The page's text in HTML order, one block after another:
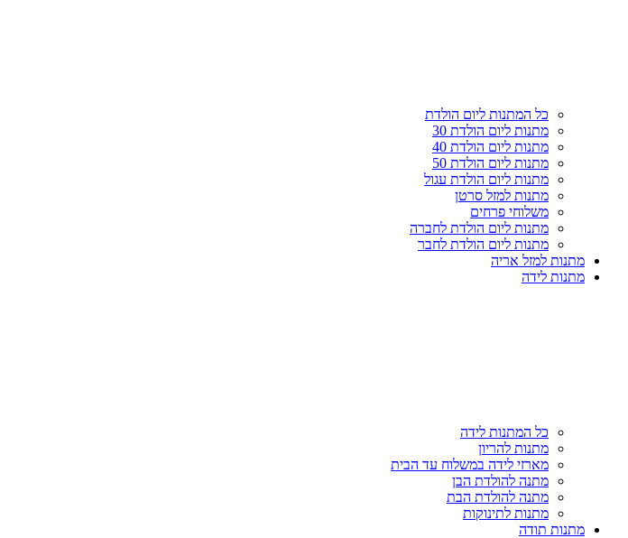
כל המתנות ליום הולדת
מתנות ליום הולדת 30
מתנות ליום הולדת 40
מתנות ליום הולדת 50
מתנות ליום הולדת עגול
מתנות למזל סרטן
משלוחי פרחים
מתנות ליום הולדת לחברה
מתנות ליום הולדת לחבר
מתנות למזל אריה
מתנות לידה
כל המתנות לידה
מתנות להריון
מארזי לידה במשלוח עד הבית
מתנה להולדת הבן
מתנה להולדת הבת
מתנות לתינוקות
מתנות תודה